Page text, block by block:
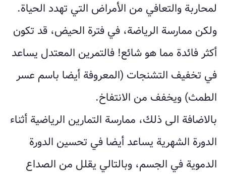
لمحاربة والتعافي من الأمراض التي تهدد الحياة.
ولكن ممارسة الرياضة، في فترة الحيض، قد تكون
أكثر فائدة مما هو شائع! فالتمرين المعتدل يساعد
في تخفيف التشنجات (المعروفة أيضا باسم عسر
الطمث) ويخفف من الانتفاخ.
بالاضافة الى ذلك، ممارسة التمارين الرياضية أثناء
الدورة الشهرية يساعد أيضا في تحسين الدورة
الدموية في الجسم، وبالتالي يقلل من الصداع